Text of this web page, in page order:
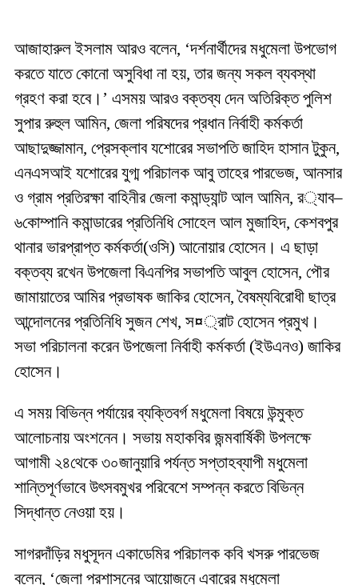
আজাহারুল ইসলাম আরও বলেন, ‘দর্শনার্থীদের মধুমেলা উপভোগ
করতে যাতে কোনো অসুবিধা না হয়,তার জন্য সকল ব্যবস্থা
গ্রহণ করা হবে। ’ এসময় আরও বক্তব্য দেন অতিরিক্ত পুলিশ
সুপার রুহুল আমিন, জেলা পরিষদের প্রধান নির্বাহী কর্মকর্তা
আছাদুজ্জামান, প্রেসক্লাব যশোরের সভাপতি জাহিদ হাসান টুকুন,
এনএসআই যশোরের যুগ্ম পরিচালক আবু তাহের পারভেজ, আনসার
ও গ্রাম প্রতিরক্ষা বাহিনীর জেলা কমান্ড্যান্ট আল আমিন, র‌্যাব–
৬কোম্পানি কমান্ডারের প্রতিনিধি সোহেল আল মুজাহিদ, কেশবপুর
থানার ভারপ্রাপ্ত কর্মকর্তা(ওসি) আনোয়ার হোসেন। এ ছাড়া
বক্তব্য রখেন উপজেলা বিএনপির সভাপতি আবুল হোসেন, পৌর
জামায়াতের আমির প্রভাষক জাকির হোসেন,বৈষম্যবিরোধী ছাত্র
আন্দোলনের প্রতিনিধি সুজন শেখ, স¤্রাট হোসেন প্রমুখ।
সভা পরিচালনা করেন উপজেলা নির্বাহী কর্মকর্তা (ইউএনও) জাকির
হোসেন।
এ সময় বিভিন্ন পর্যায়ের ব্যক্তিবর্গ মধুমেলা বিষয়ে উন্মুক্ত
আলোচনায় অংশনেন। সভায় মহাকবির জন্মবার্ষিকী উপলক্ষে
আগামী ২৪থেকে ৩০জানুয়ারি পর্যন্ত সপ্তাহব্যাপী মধুমেলা
শান্তিপূর্ণভাবে উৎসবমুখর পরিবেশে সম্পন্ন করতে বিভিন্ন
সিদ্ধান্ত নেওয়া হয়।
সাগরদাঁড়ির মধুসূদন একাডেমির পরিচালক কবি খসরু পারভেজ
বলেন, ‘জেলা প্রশাসনের আয়োজনে এবারের মধুমেলা